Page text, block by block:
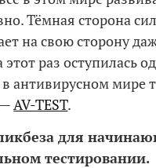
Тёмная сторона
на свою сторону
раз оступилась
антивирусном мире
—AV-TEST.
для
тестировании.